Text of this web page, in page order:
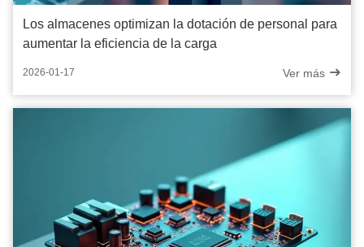
Los almacenes optimizan la dotación de personal para
aumentar la eficiencia de la carga
2026-01-17 Ver más